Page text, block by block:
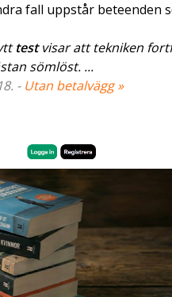
fall uppstår beteenden
testvisar att tekniken
sömlöst. ...
- Utan betalvägg »